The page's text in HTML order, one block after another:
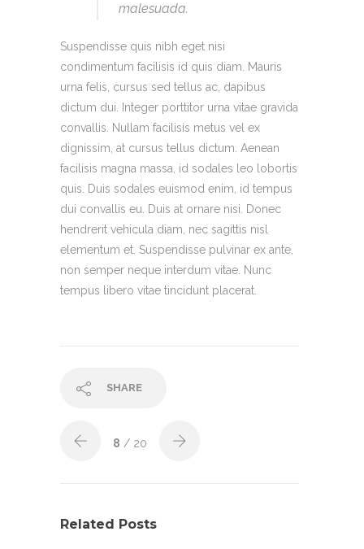
malesuada.
Suspendisse quis nibh eget nisi
condimentum facilisis id quis diam. Mauris
urna felis, cursus sed tellus ac, dapibus
dictum dui. Integer porttitor urna vitae gravida
convallis. Nullam facilisis metus vel ex
dignissim, at cursus tellus dictum. Aenean
facilisis magna massa, id sodales leo lobortis
quis. Duis sodales euismod enim, id tempus
dui convallis eu. Duis at ornare nisi. Donec
hendrerit vehicula diam, nec sagittis nisl
elementum et. Suspendisse pulvinar ex ante,
non semper neque interdum vitae. Nunc
tempus libero vitae tincidunt placerat.
SHARE
8 / 20
Related Posts